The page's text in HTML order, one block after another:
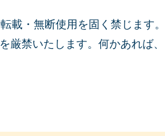
載・無断使用を固く禁じます
厳禁いたします。何かあれば